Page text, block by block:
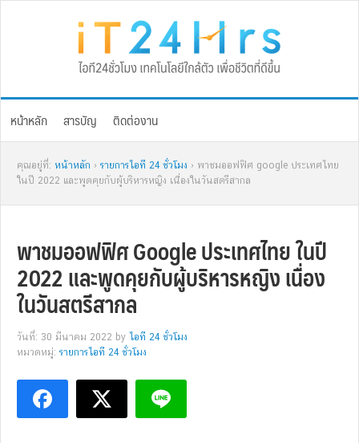
หน้าหลัก สารบัญ ติดต่องาน
คุณอยู่ที่: หน้าหลัก › รายการไอที 24 ชั่วโมง › พาชมออฟฟิศ google ประเทศไทย
ในปี 2022 และพูดคุยกับผู้บริหารหญิง เนื่องในวันสตรีสากล
พาชมออฟฟิศ Google ประเทศไทย ในปี
2022 และพูดคุยกับผู้บริหารหญิง เนื่อง
ในวันสตรีสากล
วันที่: 30 มีนาคม 2022 by ไอที 24 ชั่วโมง
หมวดหมู่: รายการไอที 24 ชั่วโมง